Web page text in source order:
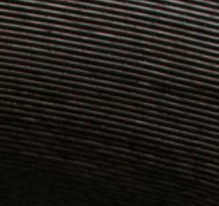
Cookie Laufzeit:
2 Jahre